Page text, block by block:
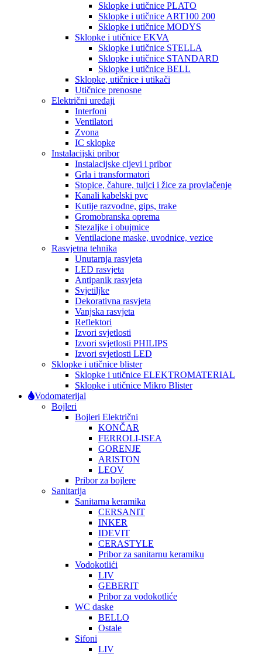
Sklopke i utičnice PLATO
Sklopke i utičnice ART100 200
Sklopke i utičnice MODYS
Sklopke i utičnice EKVA
Sklopke i utičnice STELLA
Sklopke i utičnice STANDARD
Sklopke i utičnice BELL
Sklopke, utičnice i utikači
Utičnice prenosne
Električni uređaji
Interfoni
Ventilatori
Zvona
IC sklopke
Instalacijski pribor
Instalacijske cijevi i pribor
Grla i transformatori
Stopice, čahure, tuljci i žice za provlačenje
Kanali kabelski pvc
Kutije razvodne, gips, trake
Gromobranska oprema
Stezaljke i obujmice
Ventilacione maske, uvodnice, vezice
Rasvjetna tehnika
Unutarnja rasvjeta
LED rasvjeta
Antipanik rasvjeta
Svjetiljke
Dekorativna rasvjeta
Vanjska rasvjeta
Reflektori
Izvori svjetlosti
Izvori svjetlosti PHILIPS
Izvori svjetlosti LED
Sklopke i utičnice blister
Sklopke i utičnice ELEKTROMATERIAL
Sklopke i utičnice Mikro Blister
Vodomaterijal
Bojleri
Bojleri Električni
KONČAR
FERROLI-ISEA
GORENJE
ARISTON
LEOV
Pribor za bojlere
Sanitarija
Sanitarna keramika
CERSANIT
INKER
IDEVIT
CERASTYLE
Pribor za sanitarnu keramiku
Vodokotlići
LIV
GEBERIT
Pribor za vodokotliće
WC daske
BELLO
Ostale
Sifoni
LIV